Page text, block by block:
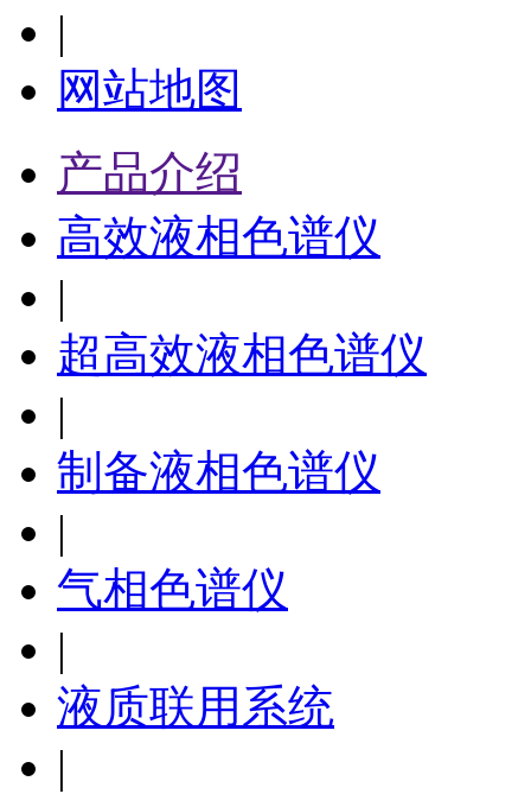
|
网站地图
产品介绍
高效液相色谱仪
|
超高效液相色谱仪
|
制备液相色谱仪
|
气相色谱仪
|
液质联用系统
|